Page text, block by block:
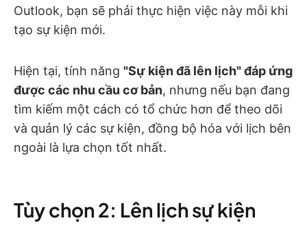
Outlook, bạn sẽ phải thực hiện việc này mỗi khi
tạo sự kiện mới.
Hiện tại, tính năng "Sự kiện đã lên lịch" đáp ứng
được các nhu cầu cơ bản, nhưng nếu bạn đang
tìm kiếm một cách có tổ chức hơn để theo dõi
và quản lý các sự kiện, đồng bộ hóa với lịch bên
ngoài là lựa chọn tốt nhất.
Tùy chọn 2: Lên lịch sự kiện